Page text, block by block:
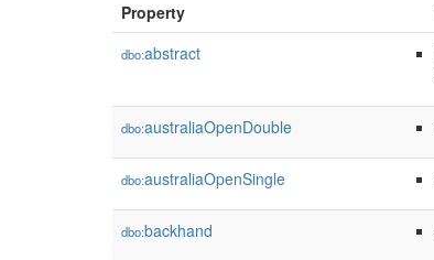
Property
dbo:abstract
dbo:australiaOpenDouble
dbo:australiaOpenSingle
dbo:backhand